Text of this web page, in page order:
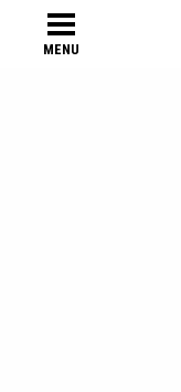
MENU